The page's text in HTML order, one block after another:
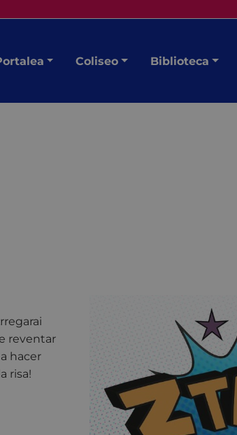
Coliseo Biblioteca
reventar
hacer
risa!